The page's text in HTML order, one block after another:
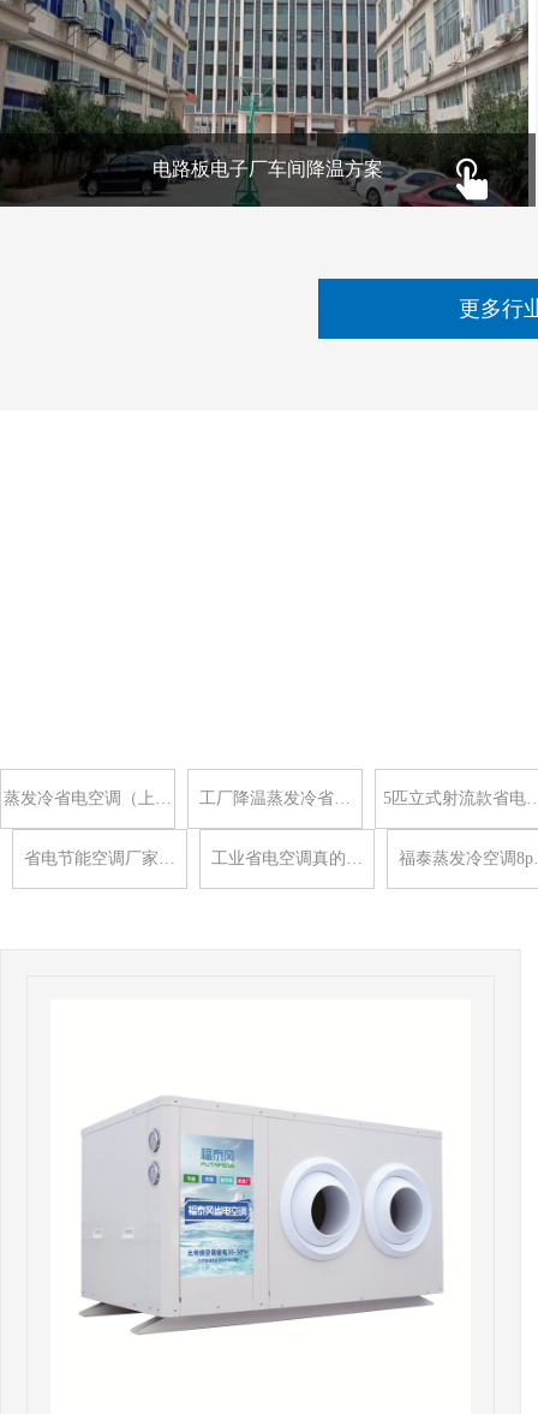
电路板电子厂车间降温方案
更多行
蒸发冷省电空调（上… 工厂降温蒸发冷省… 5匹立式射流款省电
省电节能空调厂家… 工业省电空调真的… 福泰蒸发冷空调